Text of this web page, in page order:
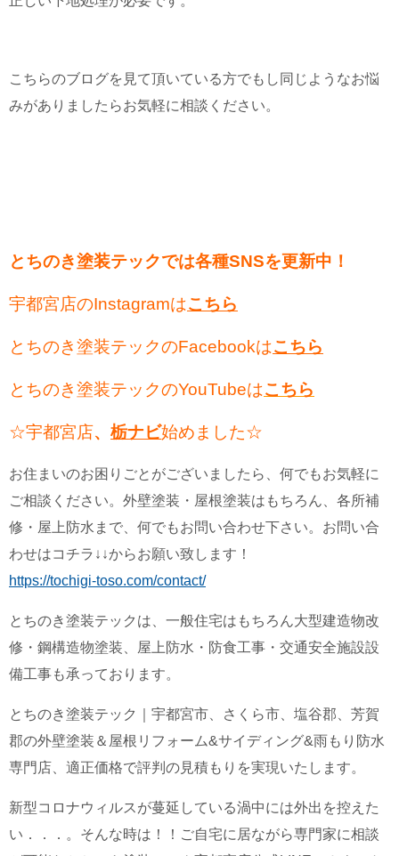
こちらのブログを見て頂いている方でもし同じようなお悩
みがありましたらお気軽に相談ください。
とちのき塗装テックでは各種SNSを更新中！
宇都宮店のInstagramはこちら
とちのき塗装テックのFacebookはこちら
とちのき塗装テックのYouTubeはこちら
☆宇都宮店、 栃ナビ始めました☆
お住まいのお困りごとがございましたら、何でもお気軽に
ご相談ください。外壁塗装・屋根塗装はもちろん、各所補
修・屋上防水まで、何でもお問い合わせ下さい。お問い合
わせはコチラ↓↓からお願い致します！
https://tochigi-toso.com/contact/
とちのき塗装テックは、一般住宅はもちろん大型建造物改
修・鋼構造物塗装、屋上防水・防食工事・交通安全施設設
備工事も承っております。
とちのき塗装テック｜宇都宮市、さくら市、塩谷郡、芳賀
郡の外壁塗装＆屋根リフォーム&サイディング&雨もり防水
専門店、適正価格で評判の見積もりを実現いたします。
新型コロナウィルスが蔓延している渦中には外出を控えた
い．．．。そんな時は！！ご自宅に居ながら専門家に相談